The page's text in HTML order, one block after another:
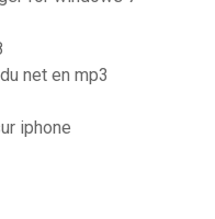
net en mp3
iphone